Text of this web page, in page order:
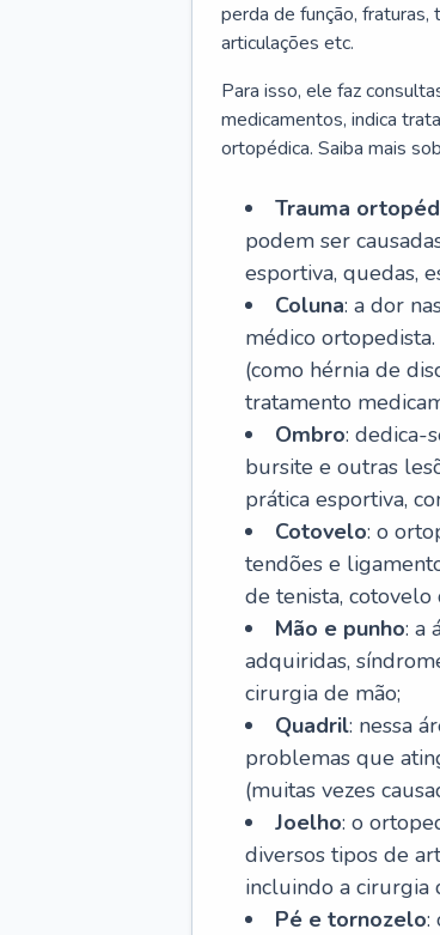
perda de função,
articulações etc.
Para isso, ele faz
medicamentos, indica
ortopédica. Saiba mais
Trauma
podem ser
esportiva, quedas,
Coluna: a dor
médico
(como hérnia de
tratamento
Ombro: dedica-
bursite e outras
prática esportiva,
Cotovelo: o
tendões e
de tenista,
Mão e punho: a
adquiridas,
cirurgia de mão;
Quadril: nessa
problemas que
(muitas vezes
Joelho: o
diversos tipos de
incluindo a cirurgia
Pé e tornozelo: